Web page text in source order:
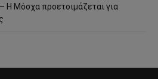
Μόσχα προετοιμάζεται για